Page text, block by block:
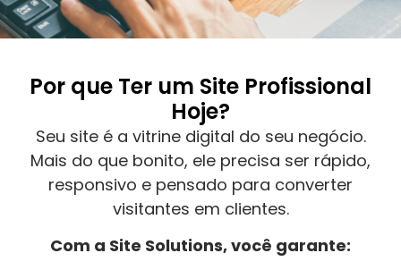
Por que Ter um Site Profissional
Hoje?
Seu site é a vitrine digital do seu negócio.
Mais do que bonito, ele precisa ser rápido,
responsivo e pensado para converter
visitantes em clientes.
Com a Site Solutions, você garante: